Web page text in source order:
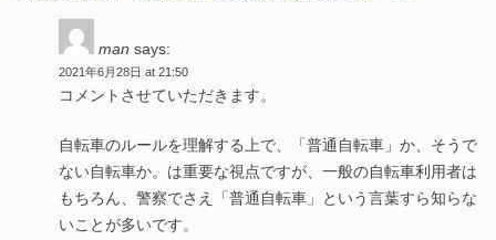
man says:
2021年6月28日 at 21:50
コメントさせていただきます。
自転車のルールを理解する上で、「普通自転車」か、そうで
ない自転車か。は重要な視点ですが、一般の自転車利用者は
もちろん、警察でさえ「普通自転車」という言葉すら知らな
いことが多いです。